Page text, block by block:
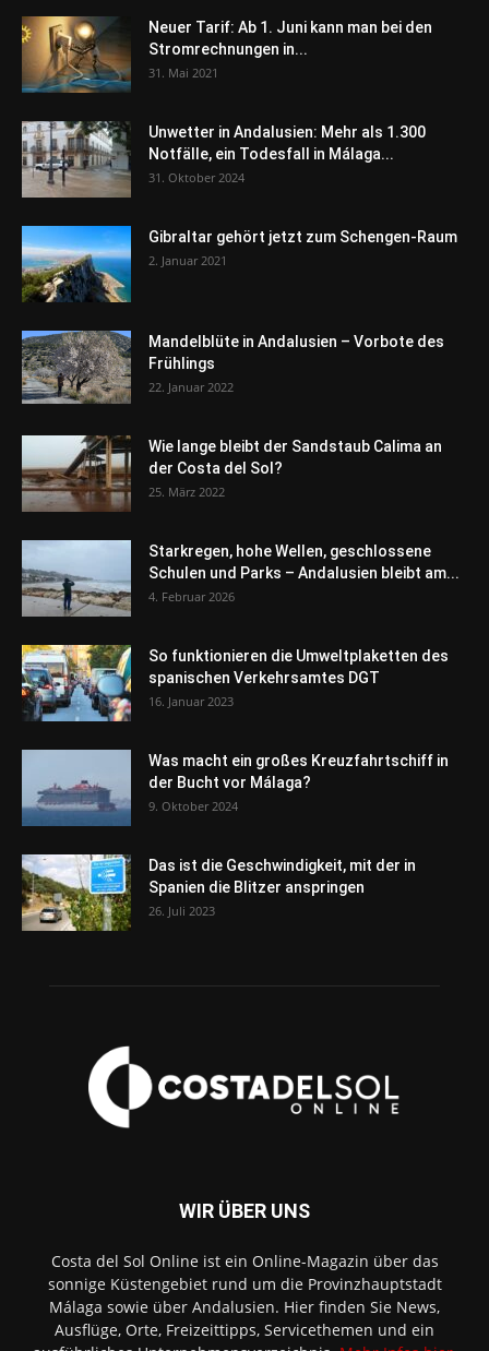
Neuer Tarif: Ab 1. Juni kann man bei den
Stromrechnungen in...
31. Mai 2021
Unwetter in Andalusien: Mehr als 1.300
Notfälle, ein Todesfall in Málaga...
31. Oktober 2024
Gibraltar gehört jetzt zum Schengen-Raum
2. Januar 2021
Mandelblüte in Andalusien – Vorbote des
Frühlings
22. Januar 2022
Wie lange bleibt der Sandstaub Calima an
der Costa del Sol?
25. März 2022
Starkregen, hohe Wellen, geschlossene
Schulen und Parks – Andalusien bleibt am...
4. Februar 2026
So funktionieren die Umweltplaketten des
spanischen Verkehrsamtes DGT
16. Januar 2023
Was macht ein großes Kreuzfahrtschiff in
der Bucht vor Málaga?
9. Oktober 2024
Das ist die Geschwindigkeit, mit der in
Spanien die Blitzer anspringen
26. Juli 2023
WIR ÜBER UNS
Costa del Sol Online ist ein Online-Magazin über das
sonnige Küstengebiet rund um die Provinzhauptstadt
Málaga sowie über Andalusien. Hier finden Sie News,
Ausflüge, Orte, Freizeittipps, Servicethemen und ein